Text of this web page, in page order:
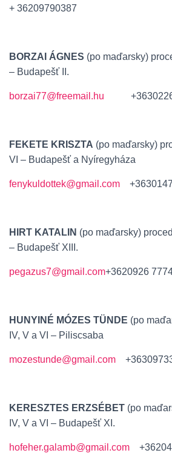
+ 36209790387
BORZAI ÁGNES (po maďarsky)
– Budapešť II.
borzai77@freemail.hu
FEKETE KRISZTA (po maďarsky)
VI – Budapešť a Nyíregyháza
fenykuldottek@gmail.com
HIRT KATALIN (po maďarsky)
– Budapešť XIII.
pegazus7@gmail.com+3620926
HUNYINÉ MÓZES TÜNDE (po
IV, V a VI – Piliscsaba
mozestunde@gmail.com
KERESZTES ERZSÉBET (po
IV, V a VI – Budapešť XI.
hofeher.galamb@gmail.com